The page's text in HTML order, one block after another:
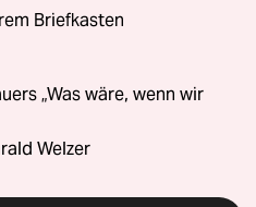
Briefkasten
„Was wäre, wenn wir
Welzer